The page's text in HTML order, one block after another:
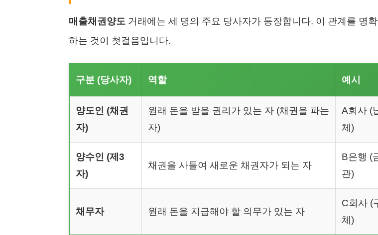
매출채권양도 거래에는 세 명의 주요 당사자가 등장합니다. 이 관계를 명
하는 것이 첫걸음입니다.
구분 (당사자) 역할 예시
양도인 (채권
자)
원래 돈을 받을 권리가 있는 자 (채권을 파는
자)
A회사 (
체)
양수인 (제3
자)
채권을 사들여 새로운 채권자가 되는 자
B은행 (
관)
채무자 원래 돈을 지급해야 할 의무가 있는 자
C회사 (
체)